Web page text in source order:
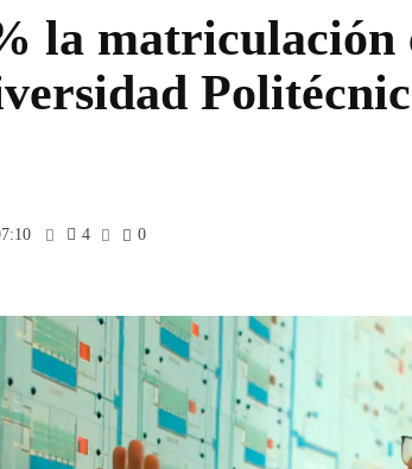
la matriculación
4 0